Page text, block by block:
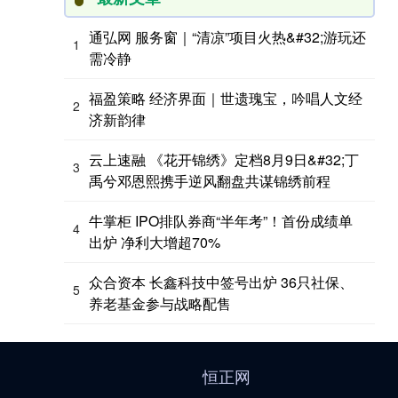
1
通弘网 服务窗｜“清凉”项目火热&#32;游玩还
需冷静
2 福盈策略 经济界面｜世遗瑰宝，吟唱人文经
济新韵律
3 云上速融 《花开锦绣》定档8月9日&#32;丁
禹兮邓恩熙携手逆风翻盘共谋锦绣前程
4 牛掌柜 IPO排队券商“半年考”！首份成绩单
出炉 净利大增超70%
5 众合资本 长鑫科技中签号出炉 36只社保、
养老基金参与战略配售
恒正网